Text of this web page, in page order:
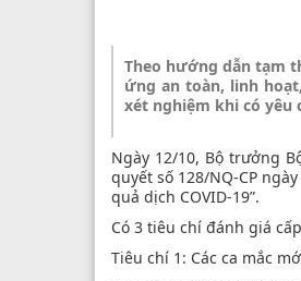
Theo hướng dẫn tạm
ứng an toàn, linh
xét nghiệm khi có yêu
Ngày 12/10, Bộ trưởng
quyết số 128/NQ-CP
quả dịch COVID-19”.
Có 3 tiêu chí đánh giá
Tiêu chí 1: Các ca mắc